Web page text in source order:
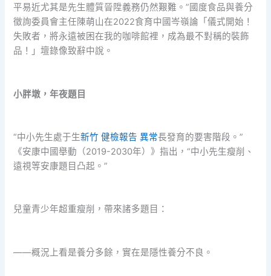
平易近尤其是先生體質晉陞義務仍然艱難。”國度食品與養分
徵詢委員會主任陳萌山在2022食育中國岑嶺論「儀式開始！
失敗者，將永遠被困在我的咖啡館裡，成為最不對稱的裝飾
品！」壇錄像致辭中說。
小胖墩，年夜題目
“中小先生處于生新竹 健檢報告 異常長發育的要害階段。”
《安康中國舉動（2019-2030年）》指出，“中小先生瘦削、
遠視等安康題目凸起。”
兒童青少年超重瘦削，帶來諸多題目：
——概況上看是養分多餘，實在是隱性養分不良。